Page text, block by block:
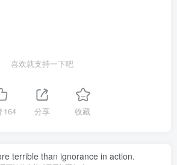
喜欢就支持一下吧
164 分享 收藏
terrible than ignorance in action.